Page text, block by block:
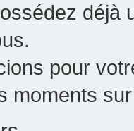
déjà
pour
moments